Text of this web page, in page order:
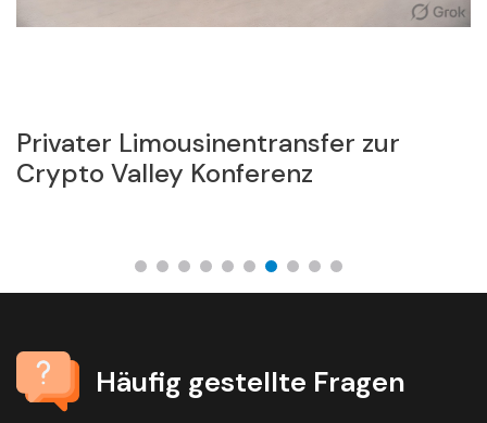
Privater Limousinentransfer zur
Crypto Valley Konferenz
Häufig gestellte Fragen